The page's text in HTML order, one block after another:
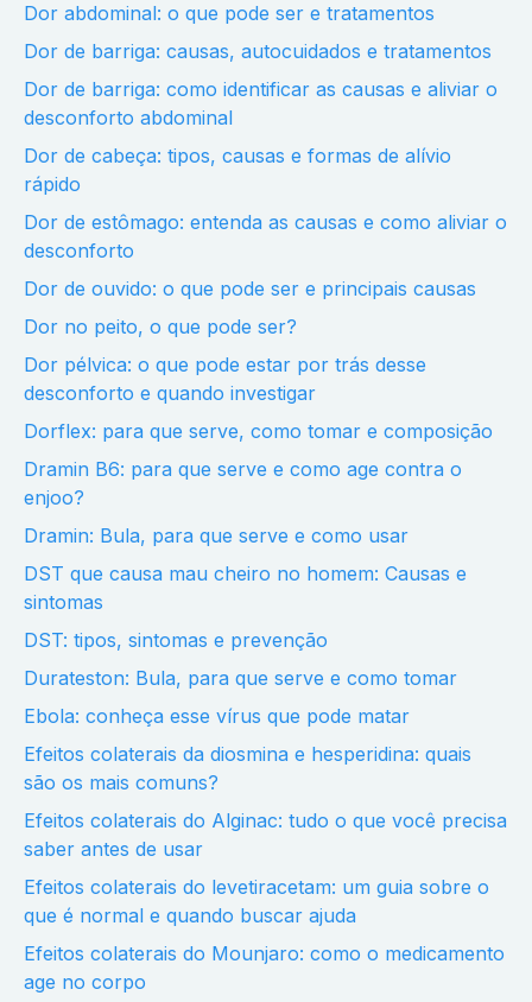
Dor abdominal: o que pode ser e tratamentos
Dor de barriga: causas, autocuidados e tratamentos
Dor de barriga: como identificar as causas e aliviar o
desconforto abdominal
Dor de cabeça: tipos, causas e formas de alívio
rápido
Dor de estômago: entenda as causas e como aliviar o
desconforto
Dor de ouvido: o que pode ser e principais causas
Dor no peito, o que pode ser?
Dor pélvica: o que pode estar por trás desse
desconforto e quando investigar
Dorflex: para que serve, como tomar e composição
Dramin B6: para que serve e como age contra o
enjoo?
Dramin: Bula, para que serve e como usar
DST que causa mau cheiro no homem: Causas e
sintomas
DST: tipos, sintomas e prevenção
Durateston: Bula, para que serve e como tomar
Ebola: conheça esse vírus que pode matar
Efeitos colaterais da diosmina e hesperidina: quais
são os mais comuns?
Efeitos colaterais do Alginac: tudo o que você precisa
saber antes de usar
Efeitos colaterais do levetiracetam: um guia sobre o
que é normal e quando buscar ajuda
Efeitos colaterais do Mounjaro: como o medicamento
age no corpo